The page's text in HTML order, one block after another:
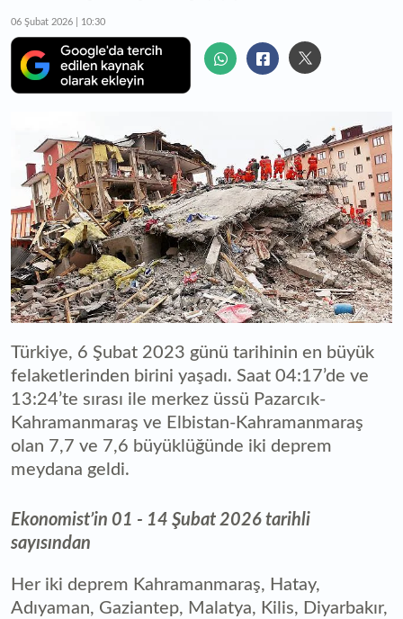
06 Şubat 2026 | 10:30
Türkiye, 6 Şubat 2023 günü tarihinin en büyük
felaketlerinden birini yaşadı. Saat 04:17’de ve
13:24’te sırası ile merkez üssü Pazarcık-
Kahramanmaraş ve Elbistan-Kahramanmaraş
olan 7,7 ve 7,6 büyüklüğünde iki deprem
meydana geldi.
Ekonomist’in 01 - 14 Şubat 2026 tarihli
sayısından
Her iki deprem Kahramanmaraş, Hatay,
Adıyaman, Gaziantep, Malatya, Kilis, Diyarbakır,